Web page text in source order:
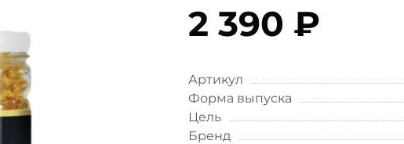
2 390 ₽
Артикул
Форма выпуска
Цель
Бренд